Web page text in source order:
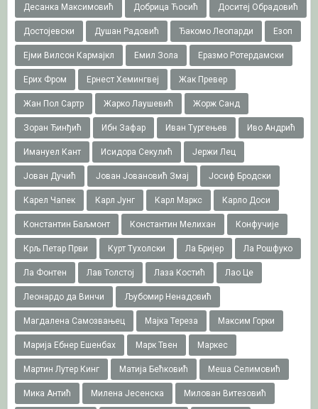
Десанка Максимовић Добрица Ћосић Доситеј Обрадовић
Достојевски Душан Радовић Ђакомо Леопарди Езоп
Ејми Вилсон Кармајкл Емил Зола Еразмо Ротердамски
Ерих Фром Ернест Хемингвеј Жак Превер
Жан Пол Сартр Жарко Лаушевић Жорж Санд
Зоран Ђинђић Ибн Зафар Иван Тургењев Иво Андрић
Имануел Кант Исидора Секулић Јержи Лец
Јован Дучић Јован Јовановић Змај Јосиф Бродски
Карел Чапек Карл Јунг Карл Маркс Карло Доси
Константин Баљмонт Константин Мелихан Конфучије
Крљ Петар Први Курт Тухолски Ла Бријер Ла Рошфуко
Ла Фонтен Лав Толстој Лаза Костић Лао Це
Леонардо да Винчи Љубомир Ненадовић
Магдалена Самозвањец Мајка Тереза Максим Горки
Марија Ебнер Ешенбах Марк Твен Маркес
Мартин Лутер Кинг Матија Бећковић Меша Селимовић
Мика Антић Милена Јесенска Милован Витезовић